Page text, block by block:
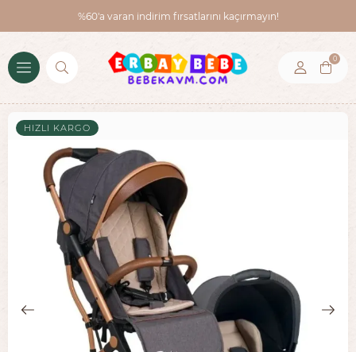
%60'a varan indirim fırsatlarını kaçırmayın!
0
HIZLI KARGO